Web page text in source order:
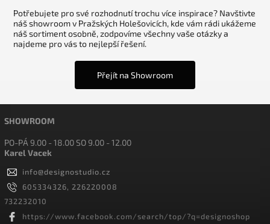
Potřebujete pro své rozhodnutí trochu více inspirace? Navštivte
náš showroom v Pražských Holešovicích, kde vám rádi ukážeme
náš sortiment osobně, zodpovíme všechny vaše otázky a
najdeme pro vás to nejlepší řešení.
Přejít na Showroom
SHOWROOM
PO-PÁ 9.00 - 18.00 SO 9.00 - 12.00
Karel Vacek
info@designostudio.cz
605334326, 226220008
732232010
https://www.facebook.com/search/top/?q=designoshop